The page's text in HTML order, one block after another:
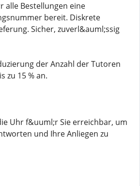
alle Bestellungen eine
bereit. Diskrete
Sicher, zuverl&auml;ssig
der Anzahl der Tutoren
zu 15 % an.
Uhr f&uuml;r Sie erreichbar, um
und Ihre Anliegen zu